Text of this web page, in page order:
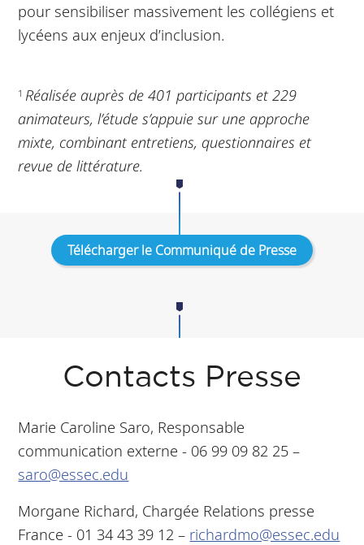
pour sensibiliser massivement les collégiens et
lycéens aux enjeux d’inclusion.
1 Réalisée auprès de 401 participants et 229
animateurs, l’étude s’appuie sur une approche
mixte, combinant entretiens, questionnaires et
revue de littérature.
Télécharger le Communiqué de Presse
Contacts Presse
Marie Caroline Saro, Responsable
communication externe - 06 99 09 82 25 –
saro@essec.edu
Morgane Richard, Chargée Relations presse
France - 01 34 43 39 12 – richardmo@essec.edu